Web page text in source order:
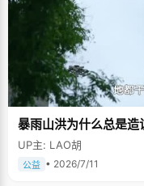
暴雨山洪为什么总是造
UP主: LAO胡
公益 • 2026/7/11